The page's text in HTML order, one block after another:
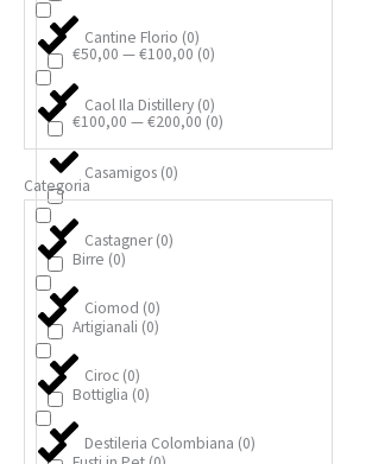
Cantine Florio (0)
Caol Ila Distillery (0)
Casamigos (0)
Castagner (0)
Ciomod (0)
Ciroc (0)
Destileria Colombiana (0)
€50,00 — €100,00 (0)
€100,00 — €200,00 (0)
Categoria
Birre (0)
Artigianali (0)
Bottiglia (0)